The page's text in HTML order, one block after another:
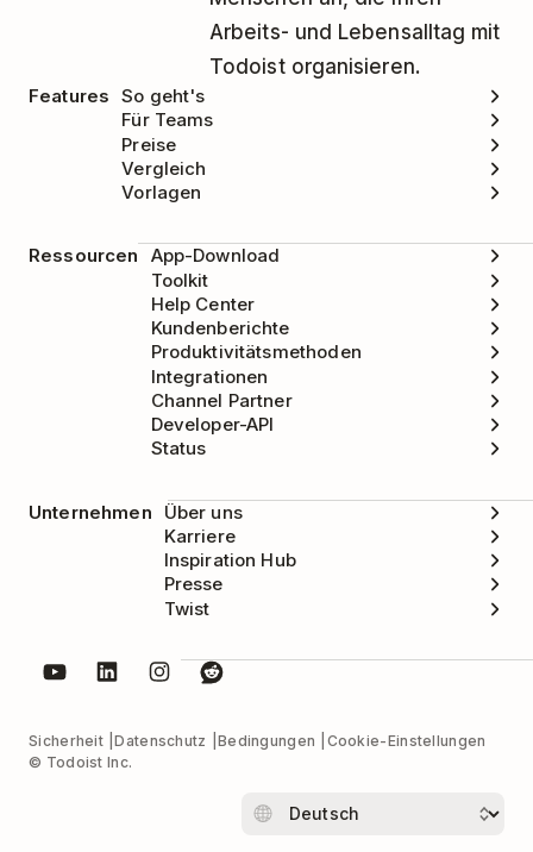
Configure.
Klicke aufDelete
Wenn du gefragt wirst, ob du die
Konfiguration mit Todoist löschen möchtest,
wähleYes, delete
Arbeits- und Lebensalltag mit
Todoist organisieren.
Features So geht's
Für Teams
Preise
Vergleich
Vorlagen
Ressourcen
App-Download
Toolkit
Help Center
Kundenberichte
Produktivitätsmethoden
Integrationen
Channel Partner
Developer-API
Status
Unternehmen
Über uns
Karriere
Inspiration Hub
Presse
Twist
Sicherheit Datenschutz Bedingungen
Cookie-Einstellungen
© Todoist Inc.